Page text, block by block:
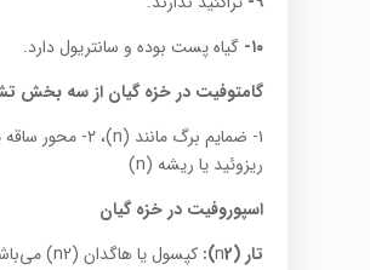
۱۰- گیاه پست بوده و سانتریول دارد.
گامتوفیت در خزه گیان از سه بخش
ریزوئید یا ریشه (n)
اسپوروفیت در خزه گیان
تار ( n2):
کپسول یا ‌هاگدان (n2) می‌باشد.